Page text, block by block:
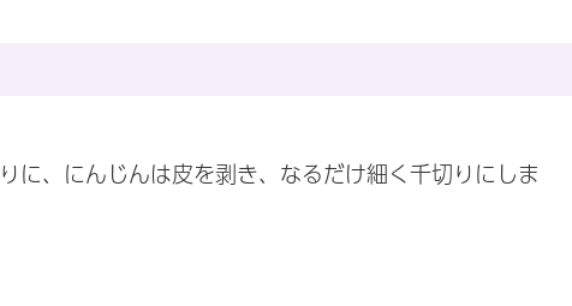
に、にんじんは皮を剥き、なるだけ細く千切りにしま